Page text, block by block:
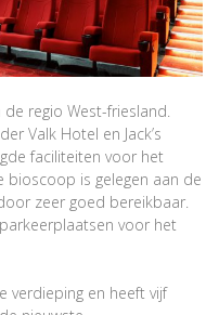
regio West-friesland.
Valk Hotel en Jack’s
faciliteiten voor het
bioscoop is gelegen aan de
zeer goed bereikbaar.
voor het
verdieping en heeft vijf